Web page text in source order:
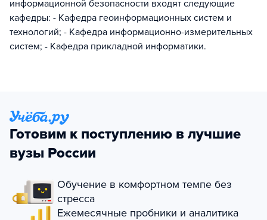
информационной безопасности входят следующие
кафедры: - Кафедра геоинформационных систем и
технологий; - Кафедра информационно-измерительных
систем; - Кафедра прикладной информатики.
Готовим к поступлению в лучшие
вузы России
Обучение в комфортном темпе без
стресса
Ежемесячные пробники и аналитика